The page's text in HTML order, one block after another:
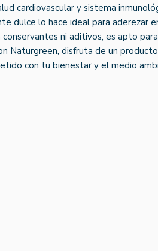
cardiovascular y sistema
dulce lo hace ideal para aderezar
conservantes ni aditivos, es apto
Naturgreen, disfruta de un
con tu bienestar y el medio